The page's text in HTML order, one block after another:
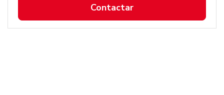
Contactar